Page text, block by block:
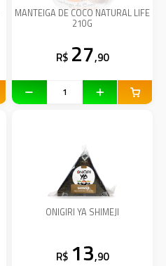
MANTEIGA DE COCO NATURAL LIFE
210G
R$ 27,90
ONIGIRI YA SHIMEJI
R$ 13,90